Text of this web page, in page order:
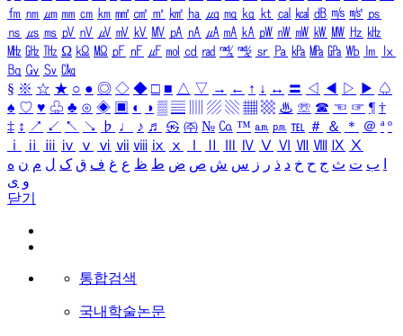
㎙ ㎚ ㎛ ㎜ ㎝ ㎞ ㎟ ㎠ ㎡ ㎢ ㏊ ㎍ ㎎ ㎏ ㏏ ㎈ ㎉ ㏈ ㎧ ㎨ ㎰
㎱ ㎲ ㎳ ㎴ ㎵ ㎶ ㎷ ㎸ ㎹ ㎀ ㎁ ㎂ ㎃ ㎄ ㎺ ㎻ ㎽ ㎾ ㎿ ㎐ ㎑
㎒ ㎓ ㎔ Ω ㏀ ㏁ ㎊ ㎋ ㎌ ㏖ ㏅ ㎭ ㎮ ㎯ ㏛ ㎩ ㎪ ㎫ ㎬ ㏝ ㏐
㏓
㏃ ㏉ ㏜ ㏆
§ ※ ☆ ★ ○ ● ◎ ◇ ◆ □ ■ △ ▽ → ← ↑ ↓ ↔ 〓 ◁ ◀ ▷ ▶ ♤
♠ ♡ ♥ ♧ ♣ ⊙ ◈ ▣ ◐ ◑ ▒ ▤ ▨ ▧ ▦ ▩ ♨ ☏ ☎ ☜ ☞ ¶ †
‡ ↕ ↗ ↙ ↖ ↘ ♭ ♩ ♪ ♬ ㉿ ㈜ № ㏇ ™ ㏂ ㏘ ℡ ＃ ＆ ＊ ＠ ª º
ⅰ
ⅱ ⅲ ⅳ ⅴ ⅵ ⅶ ⅷ ⅸ ⅹ Ⅳ Ⅴ Ⅵ Ⅶ Ⅷ Ⅸ Ⅹ
ب ت ث ج ح خ د ذ ر ز س ش ص ض ط ظ ع غ ف ق ک ل م ن ه
و ی
닫기
통합검색
국내학술논문